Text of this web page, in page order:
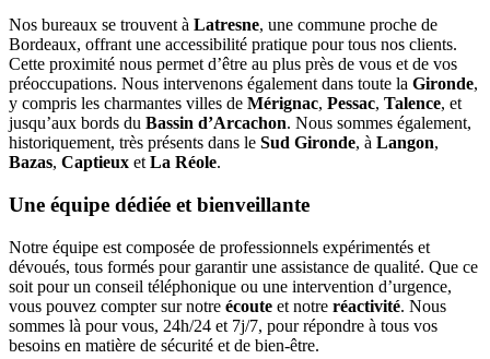
Nos bureaux se trouvent à Latresne, une commune proche de
Bordeaux, offrant une accessibilité pratique pour tous nos clients.
Cette proximité nous permet d’être au plus près de vous et de vos
préoccupations. Nous intervenons également dans toute la Gironde,
y compris les charmantes villes de Mérignac, Pessac, Talence, et
jusqu’aux bords du Bassin d’Arcachon. Nous sommes également,
historiquement, très présents dans le Sud Gironde, à Langon,
Bazas, Captieux et La Réole.
Une équipe dédiée et bienveillante
Notre équipe est composée de professionnels expérimentés et
dévoués, tous formés pour garantir une assistance de qualité. Que ce
soit pour un conseil téléphonique ou une intervention d’urgence,
vous pouvez compter sur notre écoute et notre réactivité. Nous
sommes là pour vous, 24h/24 et 7j/7, pour répondre à tous vos
besoins en matière de sécurité et de bien-être.